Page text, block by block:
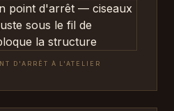
D'ARRÊT À L'ATELIER